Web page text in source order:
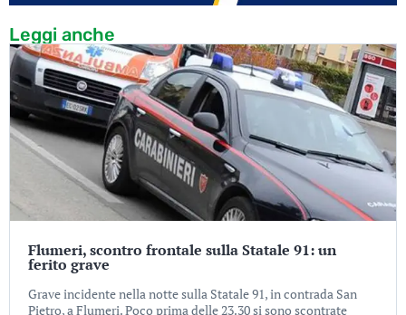
Leggi anche
Flumeri, scontro frontale sulla Statale 91: un
ferito grave
Grave incidente nella notte sulla Statale 91, in contrada San
Pietro, a Flumeri. Poco prima delle 23.30 si sono scontrate